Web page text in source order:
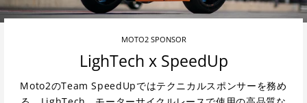
MOTO2 SPONSOR
LighTech x SpeedUp
Moto2のTeam SpeedUpではテクニカルスポンサーを務め